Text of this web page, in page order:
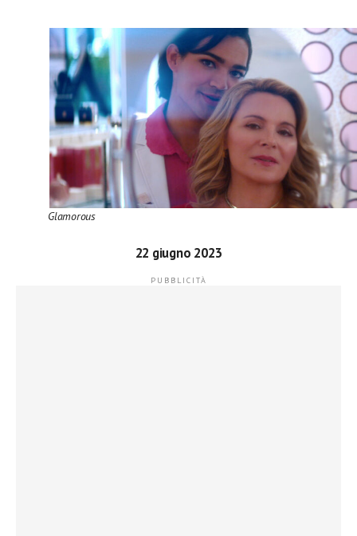
Glamorous
22 giugno 2023